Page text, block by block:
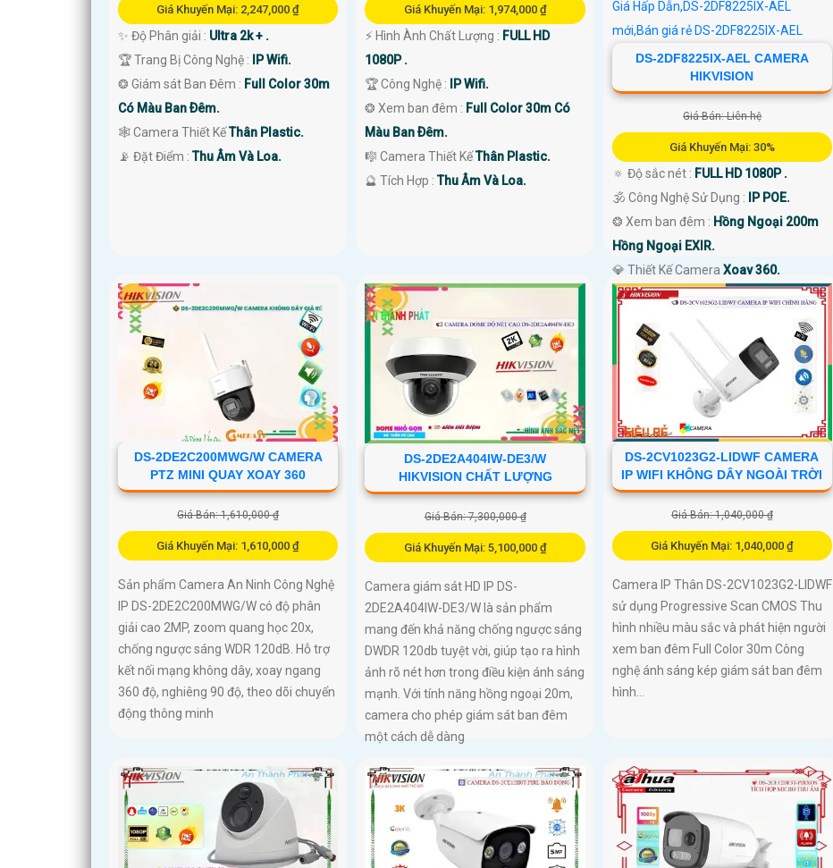
Giá Khuyến Mại: 2,247,000 ₫
✨ Độ Phân giải : Ultra 2k + .
🏆 Trang Bị Công Nghệ :
IP Wifi.
❂ Giám sát Ban Đêm : Full Color 30m
Có Màu Ban Ðêm.
🕸️ Camera Thiết KếThân Plastic.
️📡 Đặt Điểm :Thu Âm Và Loa.
Giá Khuyến Mại: 1,974,000 ₫
️⚡ Hình Ành Chất Lượng : FULL HD
1080P .
🏆 Công Nghệ :
IP Wifi.
❂ Xem ban đêm : Full Color 30m Có
Màu Ban Ðêm.
🎼️ Camera Thiết KếThân Plastic.
️🔮 Tích Hợp :Thu Âm Và Loa.
DS-2DF8225IX-AEL CAMERA
HIKVISION
Giá Bán: Liên hệ
Giá Khuyến Mại: 30%
🔅 Độ sắc nét : FULL HD 1080P .
🕉️ Công Nghệ Sử Dụng : IP POE.
❂ Xem ban đêm : Hồng Ngoại 200m
Hồng Ngoại EXIR.
💎 Thiết Kế Camera Xoay 360.
️⇝ Ưu Điểm :Công Nghệ AI.
DS-2DE2C200MWG/W CAMERA
PTZ MINI QUAY XOAY 360
Giá Bán: 1,610,000 ₫
Giá Khuyến Mại: 1,610,000 ₫
Sản phẩm Camera An Ninh Công Nghệ
IP DS-2DE2C200MWG/W có độ phân
giải cao 2MP, zoom quang học 20x,
chống ngược sáng WDR 120dB. Hỗ trợ
kết nối mạng không dây, xoay ngang
360 độ, nghiêng 90 độ, theo dõi chuyển
động thông minh
DS-2DE2A404IW-DE3/W
HIKVISION CHẤT LƯỢNG
Giá Bán: 7,300,000 ₫
Giá Khuyến Mại: 5,100,000 ₫
Camera giám sát HD IP DS-
2DE2A404IW-DE3/W là sản phẩm
mang đến khả năng chống ngược sáng
DWDR 120db tuyệt vời, giúp tạo ra hình
ảnh rõ nét hơn trong điều kiện ánh sáng
mạnh. Với tính năng hồng ngoại 20m,
camera cho phép giám sát ban đêm
một cách dễ dàng
DS-2CV1023G2-LIDWF CAMERA
IP WIFI KHÔNG DÂY NGOÀI TRỜI
Giá Bán: 1,040,000 ₫
Giá Khuyến Mại: 1,040,000 ₫
Camera IP Thân DS-2CV1023G2-LIDWF
sử dụng Progressive Scan CMOS Thu
hình nhiều màu sắc và phát hiện người
xem ban đêm Full Color 30m Công
nghệ ánh sáng kép giám sát ban đêm
hình...